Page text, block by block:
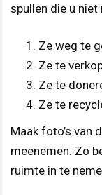
spullen die u niet
Ze weg te
Ze te
Ze te
Ze te
Maak foto’s van
meenemen. Zo
ruimte in te